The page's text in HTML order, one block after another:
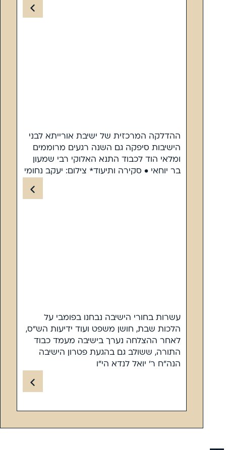
ההדלקה המרכזית של ישיבת אורייתא לבני
הישיבות סיפקה גם השנה רגעים מרוממים
ומלאי הוד לכבוד התנא האלוקי רבי שמעון
בר יוחאי • סקירה ותיעוד* צילום: יעקב נחומי
עשרות בחורי הישיבה נבחנו בפומבי על
הלכות שבת, חושן משפט ועוד ידיעות הש”ס,
לאחר ההצלחה נערך בישיבה מעמד כבוד
התורה, ששולב גם בהגעת פטרון הישיבה
הנה”ח ר’ יואל לנדא הי”ו